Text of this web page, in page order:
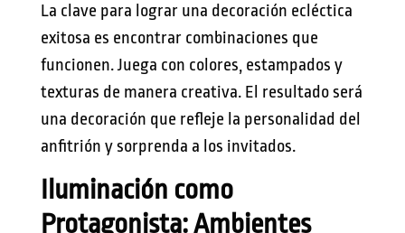
La clave para lograr una decoración ecléctica
exitosa es encontrar combinaciones que
funcionen. Juega con colores, estampados y
texturas de manera creativa. El resultado será
una decoración que refleje la personalidad del
anfitrión y sorprenda a los invitados.
Iluminación como
Protagonista: Ambientes